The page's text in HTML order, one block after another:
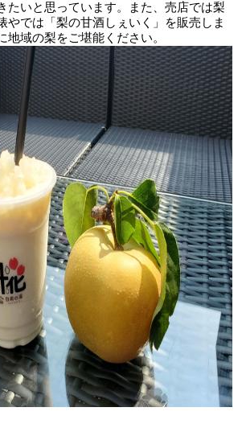
たいと思っています。また、売店では梨
やでは「梨の甘酒しぇいく」を販売しま
地域の梨をご堪能ください。